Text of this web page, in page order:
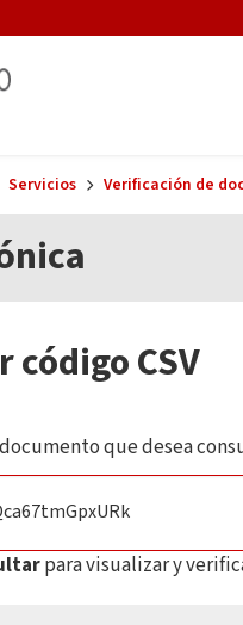
Servicios Verificación de
código CSV
que desea
para visualizar y